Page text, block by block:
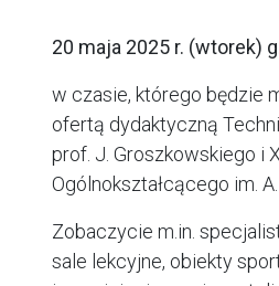
20 maja 2025 r. (wtorek)
w czasie, którego będzie
ofertą dydaktyczną
prof. J. Groszkowskiego i
Ogólnokształcącego im.
Zobaczycie m.in.
sale lekcyjne, obiekty